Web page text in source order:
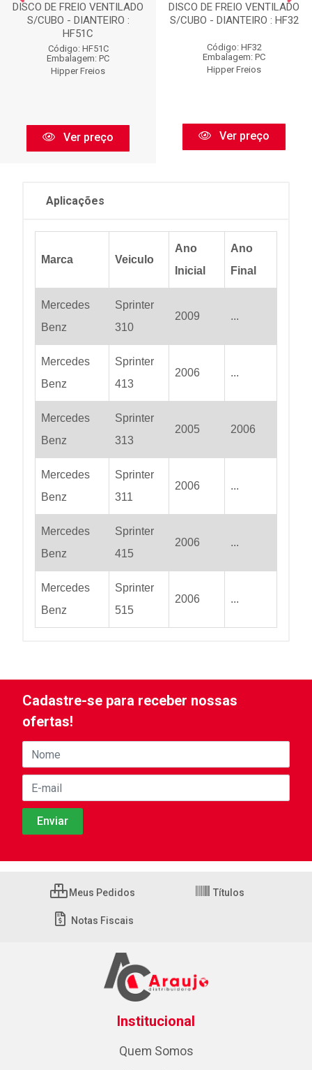
DISCO DE FREIO VENTILADO
S/CUBO - DIANTEIRO :
HF51C
Código: HF51C
Embalagem: PC
Hipper Freios
Ver preço
DISCO DE FREIO VENTILADO
S/CUBO - DIANTEIRO : HF32
Código: HF32
Embalagem: PC
Hipper Freios
Ver preço
Aplicações
Marca Veiculo
Ano
Inicial
Ano
Final
Mercedes
Benz
Sprinter
310
2009 ...
Mercedes
Benz
Sprinter
413
2006 ...
Mercedes
Benz
Sprinter
313
2005 2006
Mercedes
Benz
Sprinter
311
2006 ...
Mercedes
Benz
Sprinter
415
2006 ...
Mercedes
Benz
Sprinter
515
2006 ...
Cadastre-se para receber nossas
ofertas!
Meus Pedidos Títulos
Notas Fiscais
Institucional
Quem Somos